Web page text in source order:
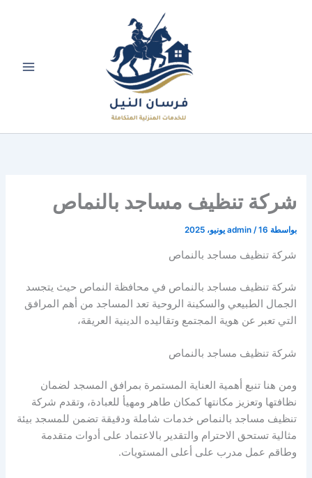
شركة تنظيف مساجد بالنماص
بواسطة admin /16 يونيو، 2025
شركة تنظيف مساجد بالنماص
شركة تنظيف مساجد بالنماص في محافظة النماص حيث يتجسد
الجمال الطبيعي والسكينة الروحية تعد المساجد من أهم المرافق
التي تعبر عن هوية المجتمع وتقاليده الدينية العريقة،
شركة تنظيف مساجد بالنماص
ومن هنا تنبع أهمية العناية المستمرة بمرافق المسجد لضمان
نظافتها وتعزيز مكانتها كمكان طاهر ومهيأ للعبادة، وتقدم شركة
تنظيف مساجد بالنماص خدمات شاملة ودقيقة تضمن للمسجد بيئة
مثالية تستحق الاحترام والتقدير بالاعتماد على أدوات متقدمة
وطاقم عمل مدرب على أعلى المستويات.